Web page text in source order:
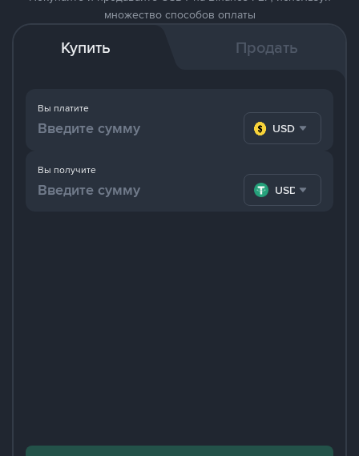
множество способов оплаты
Купить Продать
Вы платите
USD
Вы получите
USDT